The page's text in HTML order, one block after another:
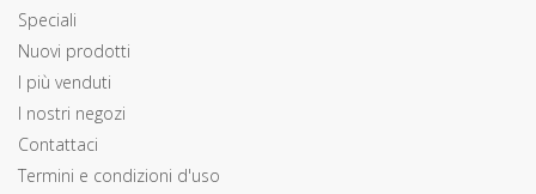
Speciali
Nuovi prodotti
I più venduti
I nostri negozi
Contattaci
Termini e condizioni d'uso